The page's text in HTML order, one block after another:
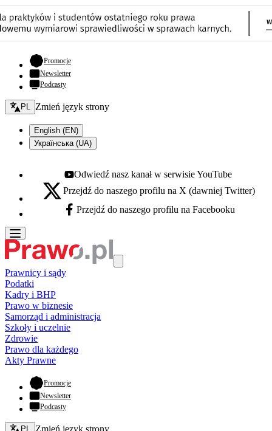
Promocje- otwiera się w nowej karcie
Newsletter
Podcasty
Zmień język - bieżący:
PL Zmień język strony
English (EN)
Українська (UA)
Youtube - otwiera się w nowej karcie
Odwiedź nasz kanał w serwisie YouTube
X - otwiera się w nowej karcie
Przejdź do naszego profilu na X (dawniej Twitter)
Facebook - otwiera się w nowej karcie
Przejdź do naszego profilu na Facebooku
Prawnicy i sądy
Podatki
Kadry i BHP
Prawo w biznesie
Samorząd i administracja
Szkoły i uczelnie
Zdrowie
Prawo dla każdego
Akty Prawne
Promocje- otwiera się w nowej karcie
Newsletter
Podcasty
Zmień język - bieżący:
PL